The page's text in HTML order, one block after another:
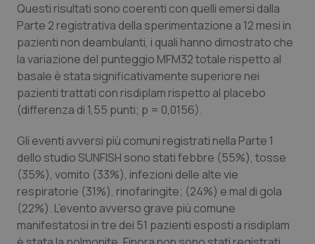
Questi risultati sono coerenti con quelli emersi dalla
Parte 2 registrativa della sperimentazione a 12 mesi in
pazienti non deambulanti, i quali hanno dimostrato che
la variazione del punteggio MFM32 totale rispetto al
basale è stata significativamente superiore nei
pazienti trattati con risdiplam rispetto al placebo
(differenza di 1,55 punti; p = 0,0156).
Gli eventi avversi più comuni registrati nella Parte 1
dello studio SUNFISH sono stati febbre (55%), tosse
(35%), vomito (33%), infezioni delle alte vie
respiratorie (31%), rinofaringite; (24%) e mal di gola
(22%). L’evento avverso grave più comune
manifestatosi in tre dei 51 pazienti esposti a risdiplam